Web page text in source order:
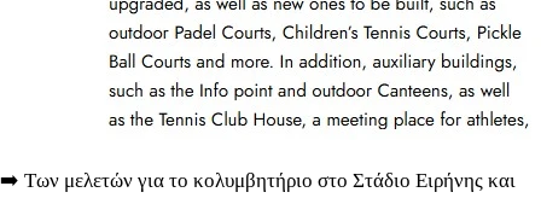
➡️ Των μελετών για το κολυμβητήριο στο Στάδιο Ειρήνης και